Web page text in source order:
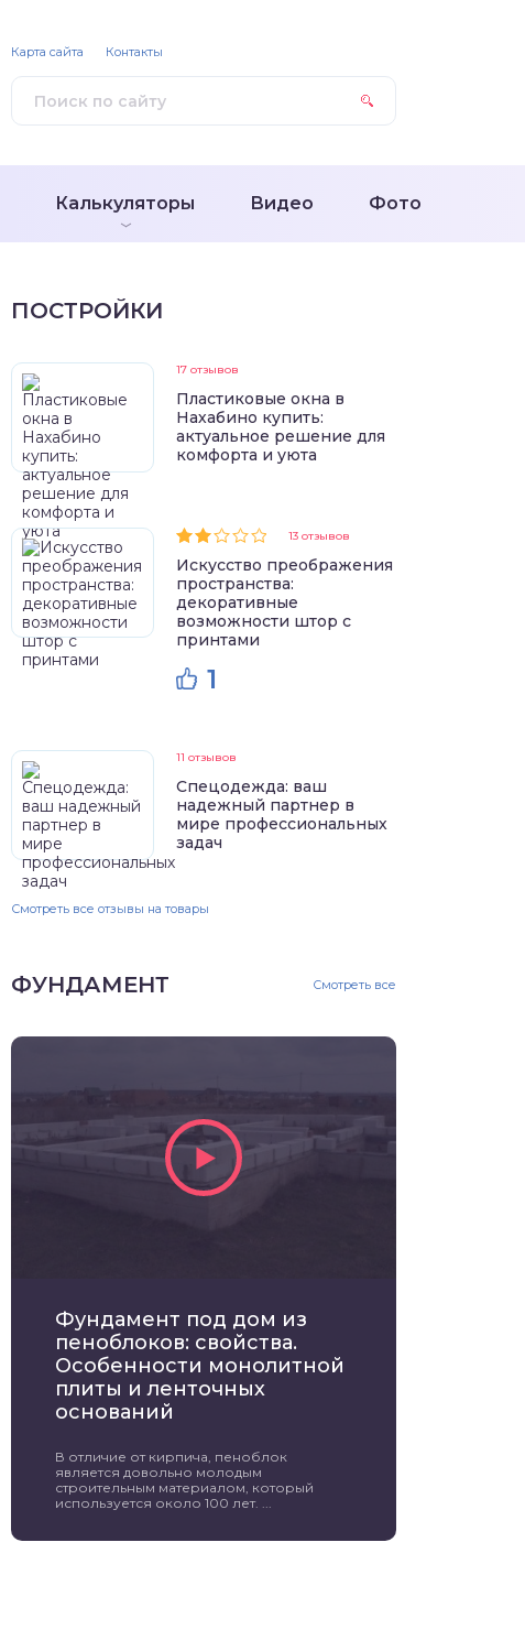
Калькуляторы Видео Фото
Карта сайта Контакты
ПОСТРОЙКИ
17 отзывов
Пластиковые окна в
Нахабино купить:
актуальное решение для
комфорта и уюта
13 отзывов
Искусство преображения
пространства:
декоративные
возможности штор с
принтами
1
11 отзывов
Спецодежда: ваш
надежный партнер в
мире профессиональных
задач
Смотреть все отзывы на товары
ФУНДАМЕНТ Смотреть все
Фундамент под дом из
пеноблоков: свойства.
Особенности монолитной
плиты и ленточных
оснований
В отличие от кирпича, пеноблок
является довольно молодым
строительным материалом, который
используется около 100 лет. ...